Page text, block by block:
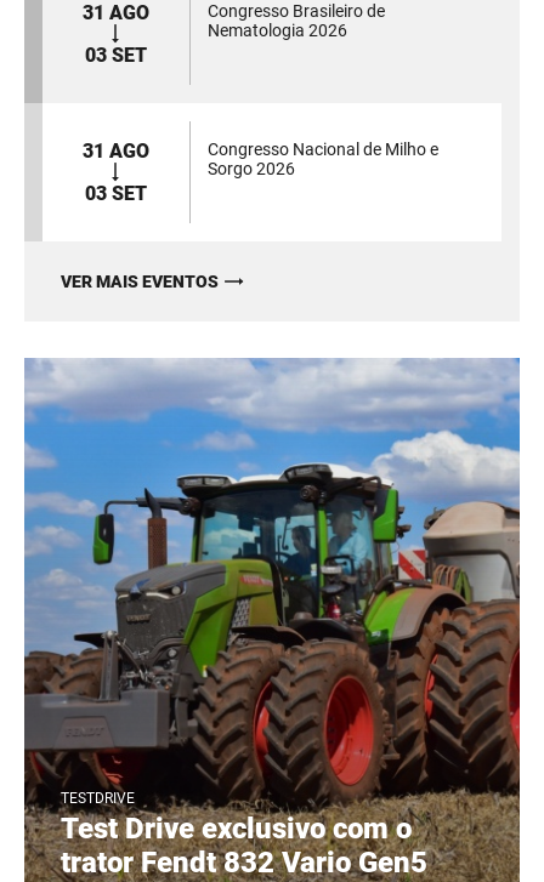
31 AGO
03 SET
Congresso Brasileiro de
Nematologia 2026
31 AGO
03 SET
Congresso Nacional de Milho e
Sorgo 2026
VER MAIS EVENTOS
TESTDRIVE
Test Drive exclusivo com o
trator Fendt 832 Vario Gen5